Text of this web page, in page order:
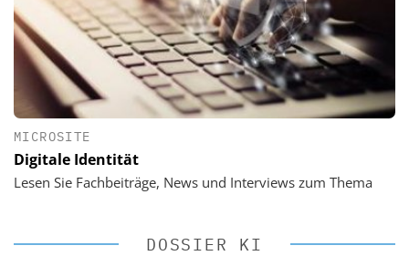
MICROSITE
Digitale Identität
Lesen Sie Fachbeiträge, News und Interviews zum Thema
DOSSIER KI